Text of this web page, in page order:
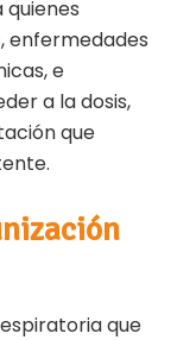
quienes
enfermedades
e
a la dosis,
que
que